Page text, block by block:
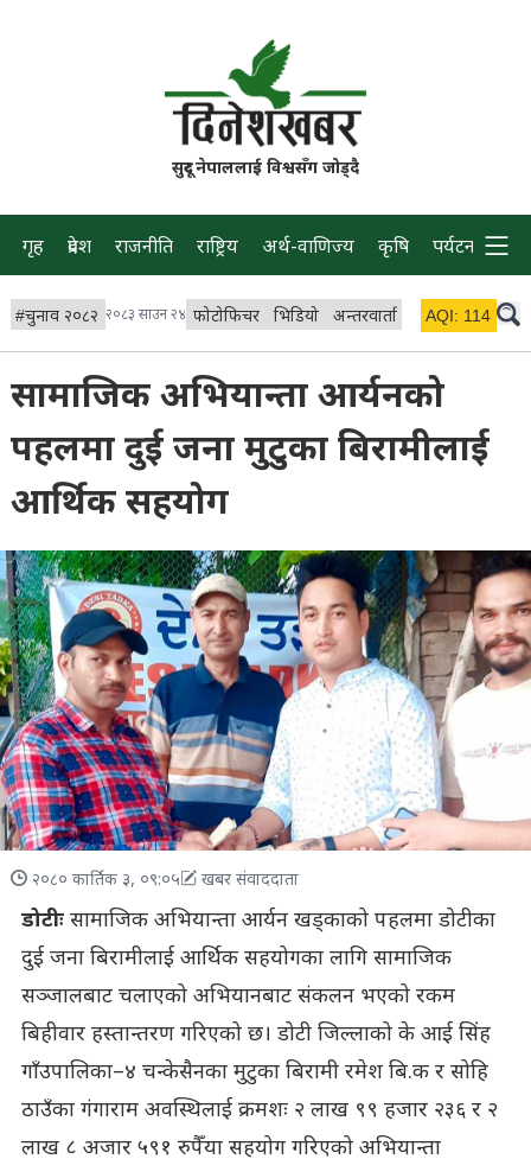
सुदूर नेपाललाई विश्वसँग जोड्दै
गृह प्रदेश राजनीति राष्ट्रिय अर्थ-वाणिज्य कृषि पर्यटन प्रवास
#चुनाव २०८२ २०८३ साउन २४ फोटोफिचर भिडियो अन्तरवार्ता विचार/ब्लग
AQI: 114
सामाजिक अभियान्ता आर्यनको
पहलमा दुई जना मुटुका बिरामीलाई
आर्थिक सहयोग
२०८० कार्तिक ३, ०९:०५ खबर संवाददाता
डोटीःसामाजिक अभियान्ता आर्यन खड्काको पहलमा डोटीका
दुई जना बिरामीलाई आर्थिक सहयोगका लागि सामाजिक
सञ्जालबाट चलाएको अभियानबाट संकलन भएको रकम
बिहीवार हस्तान्तरण गरिएको छ। डोटी जिल्लाको के आई सिंह
गाँउपालिका–४ चन्केसैनका मुटुका बिरामी रमेश बि.क र सोहि
ठाउँका गंगाराम अवस्थिलाई क्रमशः २ लाख ९९ हजार २३६ र २
लाख ८ अजार ५९१ रुपैँया सहयोग गरिएको अभियान्ता